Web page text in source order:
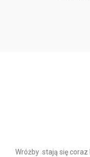
Wróżby stają się